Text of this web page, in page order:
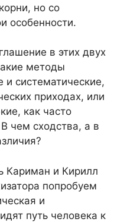
но со
особенности.
в этих двух
методы
и систематические,
приходах, или
как часто
чем сходства, а в
Кариман и Кирилл
попробуем
и
путь человека к